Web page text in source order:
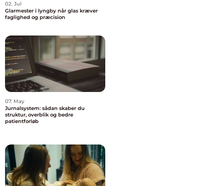
02. Jul
Glarmester i lyngby når glas kræver
faglighed og præcision
07. May
Jurnalsystem: sådan skaber du
struktur, overblik og bedre
patientforløb